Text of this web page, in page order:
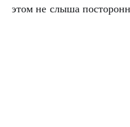
этом не слыша